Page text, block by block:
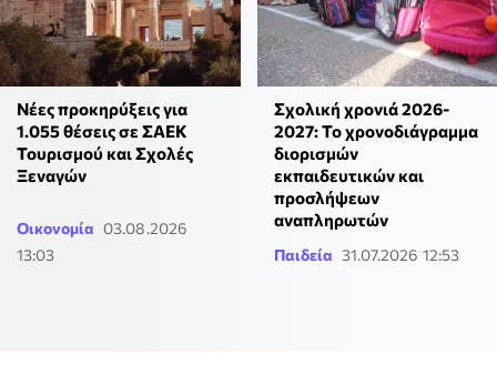
Νέες προκηρύξεις για
1.055 θέσεις σε ΣΑΕΚ
Τουρισμού και Σχολές
Ξεναγών
Οικονομία 03.08.2026
13:03
Σχολική χρονιά 2026-
2027: Το χρονοδιάγραμμα
διορισμών
εκπαιδευτικών και
προσλήψεων
αναπληρωτών
Παιδεία 31.07.2026 12:53